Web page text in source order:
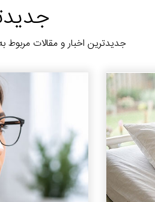
جدیدترین اخبار و مقالات